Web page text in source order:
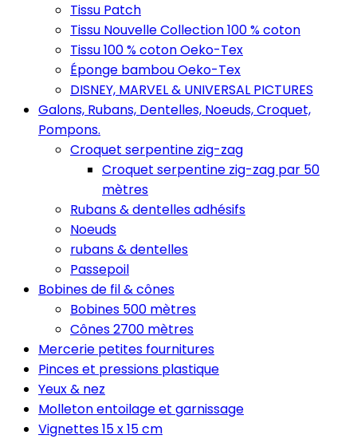
Tissu Patch
Tissu Nouvelle Collection 100 % coton
Tissu 100 % coton Oeko-Tex
Éponge bambou Oeko-Tex
DISNEY, MARVEL & UNIVERSAL PICTURES
Galons, Rubans, Dentelles, Noeuds, Croquet,
Pompons.
Croquet serpentine zig-zag
Croquet serpentine zig-zag par 50
mètres
Rubans & dentelles adhésifs
Noeuds
rubans & dentelles
Passepoil
Bobines de fil & cônes
Bobines 500 mètres
Cônes 2700 mètres
Mercerie petites fournitures
Pinces et pressions plastique
Yeux & nez
Molleton entoilage et garnissage
Vignettes 15 x 15 cm